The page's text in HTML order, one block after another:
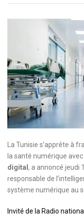
La Tunisie s’apprête à
la santé numérique
digital , a annoncé jeudi
responsable de
système numérique au
Invité de la Radio